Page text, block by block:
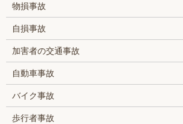
物損事故
自損事故
加害者の交通事故
自動車事故
バイク事故
歩行者事故